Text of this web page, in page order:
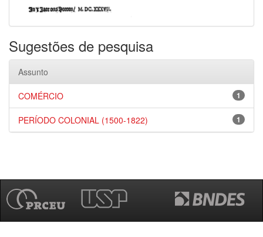
Sugestões de pesquisa
Assunto
1
COMÉRCIO
1
PERÍODO COLONIAL (1500-1822)